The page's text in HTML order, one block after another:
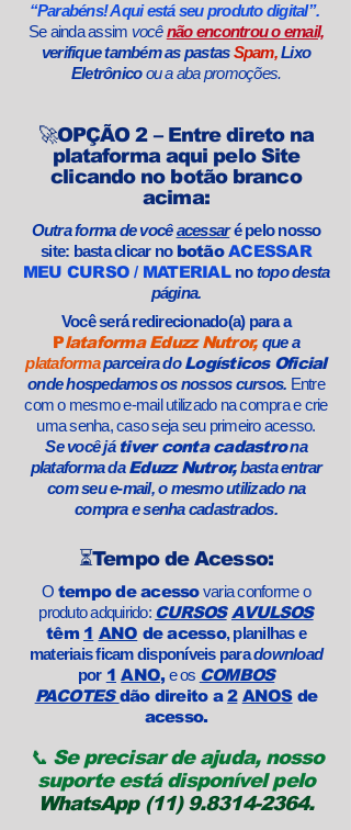
“Parabéns! Aqui está seu produto digital”.
Se ainda assim vocênão encontrou o email,
verifique também as pastasSpam,Lixo
Eletrônicoou a abapromoções.
🚀OPÇÃO 2 – Entre direto na
plataforma aqui pelo Site
clicando no botão branco
acima:​
Outra forma de vocêacessaré pelo nosso
site: basta clicar no botãoACESSAR
MEU CURSO / MATERIAL notopo desta
página.
Você será redirecionado(a) para a
Plataforma Eduzz Nutror, que a
plataformaparceira doLogísticos Oficial
onde hospedamos os nossos cursos. Entre
com o mesmo e-mail utilizado na compra e crie
uma senha, caso seja seu primeiro acesso.
Se você já tiver conta cadastrona
plataforma daEduzz Nutror,basta entrar
com seu e-mail, o mesmo utilizado na
compra e senha cadastrados.
⏳Tempo de Acesso:
O tempo de acessovaria conforme o
produto adquirido: CURSOS AVULSOS
têm 1 ANO de acesso, planilhas e
materiais ficam disponíveis paradownload
por 1 ANO, e os COMBOS
PACOTESdão direito a2 ANOSde
acesso.
📞 Se precisar de ajuda, nosso
suporte está disponível pelo
WhatsApp (11) 9.8314-2364.